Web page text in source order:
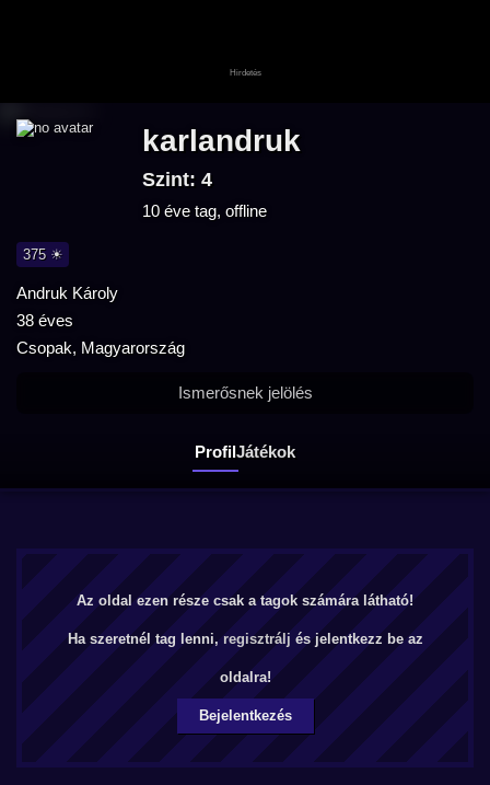
karlandruk
Szint: 4
10 éve tag, offline
375 ☀
Andruk Károly
38 éves
Csopak, Magyarország
ProfilJátékok
Ismerősnek jelölés
Az oldal ezen része csak a tagok számára látható!
Ha szeretnél tag lenni, regisztrálj és jelentkezz be az
oldalra!
Bejelentkezés